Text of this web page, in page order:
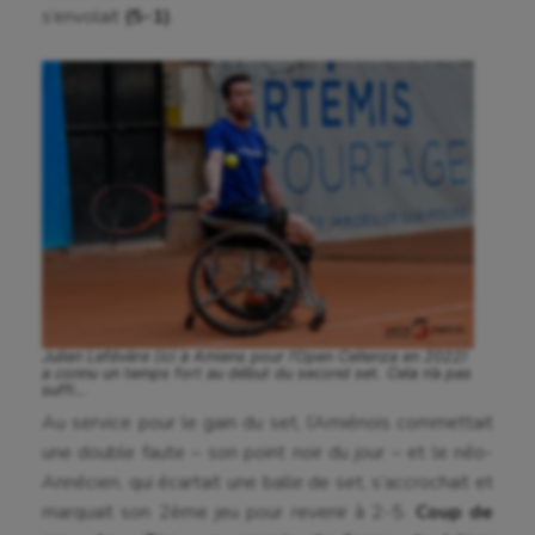
s’envolait (5-1)
Julien Lefévère (ici à Amiens pour l’Open Cellenza en 2022)
a connu un temps fort au début du second set. Cela n’a pas
suffi…
Au service pour le gain du set, l’Amiénois commettait
une double faute – son point noir du jour – et le néo-
Annécien, qui écartait une balle de set, s’accrochait et
marquait son 2ème jeu pour revenir à 2-5. Coup de